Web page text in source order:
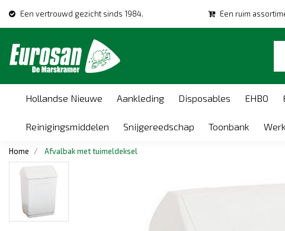
Een vertrouwd gezicht sinds 1984. Een ruim
Hollandse Nieuwe Aankleding Disposables EHBO
Reinigingsmiddelen Snijgereedschap Toonbank
Home Afvalbak met tuimeldeksel